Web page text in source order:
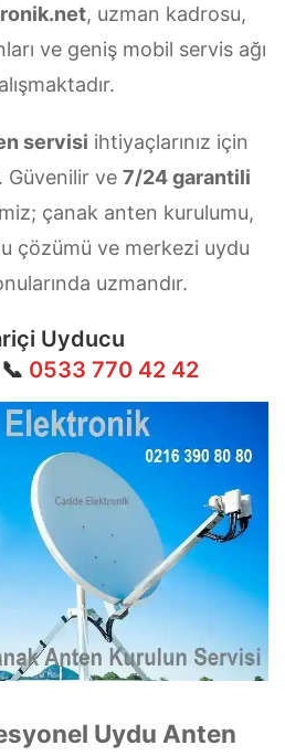
, uzman kadrosu,
ve geniş mobil servis ağı
servisi ihtiyaçlarınız için
Güvenilir ve 7/24 garantili
çanak anten kurulumu,
çözümü ve merkezi uydu
uzmandır.
Uyducu
0533 770 42 42
Uydu Anten